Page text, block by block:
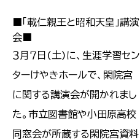
■「載仁親王と昭和天皇」講演
会■
３月７日(土)に、生涯学習セン
ターけやきホールで、閑院宮
に関する講演会が開かれまし
た。市立図書館や小田原高校
同窓会が所蔵する閑院宮資料